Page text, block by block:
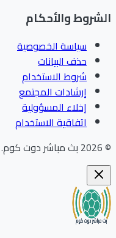
والأحكام
سياسة الخصوصية
حذف البيانات
شروط الاستخدام
إرشادات المجتمع
إخلاء المسؤولية
اتفاقية الاستخدام
بث مباشر دوت كوم.